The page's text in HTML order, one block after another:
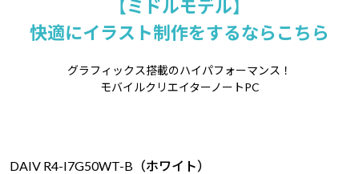
【ミドルモデル】
快適にイラスト制作をするならこちら
グラフィックス搭載のハイパフォーマンス！
モバイルクリエイターノートPC
DAIV R4-I7G50WT-B（ホワイト）